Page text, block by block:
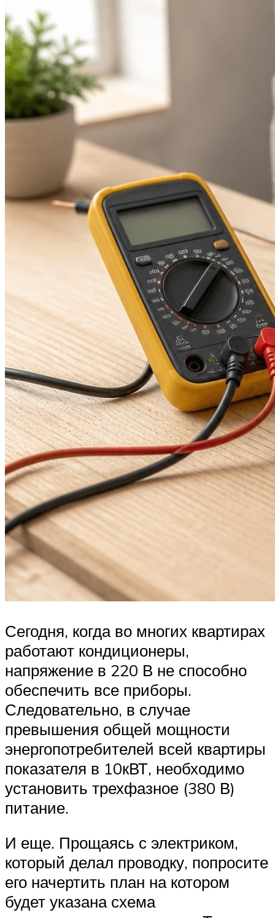
Сегодня, когда во многих квартирах
работают кондиционеры,
напряжение в 220 В не способно
обеспечить все приборы.
Следовательно, в случае
превышения общей мощности
энергопотребителей всей квартиры
показателя в 10кВТ, необходимо
установить трехфазное (380 В)
питание.
И еще. Прощаясь с электриком,
который делал проводку, попросите
его начертить план на котором
будет указана схема